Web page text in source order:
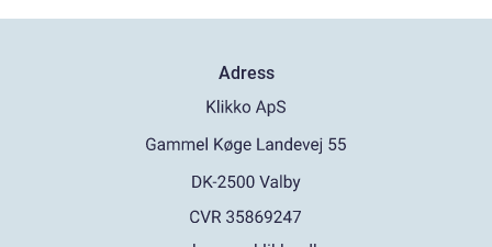
Adress